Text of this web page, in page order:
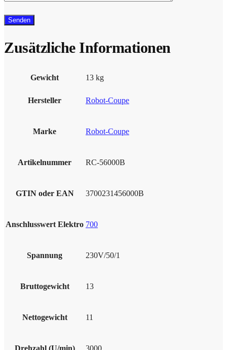
Zusätzliche Informationen
Gewicht 13 kg
Hersteller Robot-Coupe
Marke Robot-Coupe
Artikelnummer RC-56000B
GTIN oder EAN 3700231456000B
Anschlusswert Elektro 700
Spannung 230V/50/1
Bruttogewicht 13
Nettogewicht 11